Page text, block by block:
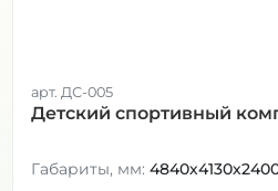
арт. ДС-005
Детский спортивный
Габариты, мм: